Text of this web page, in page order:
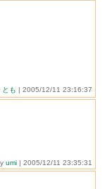
とも | 2005/12/11 23:16:37
umi | 2005/12/11 23:35:31